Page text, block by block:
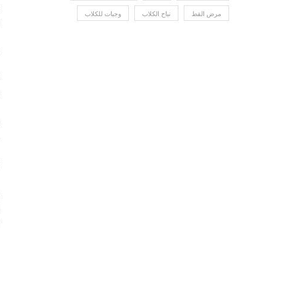
مرض القط نباح الكلاب وجبات للكلاب